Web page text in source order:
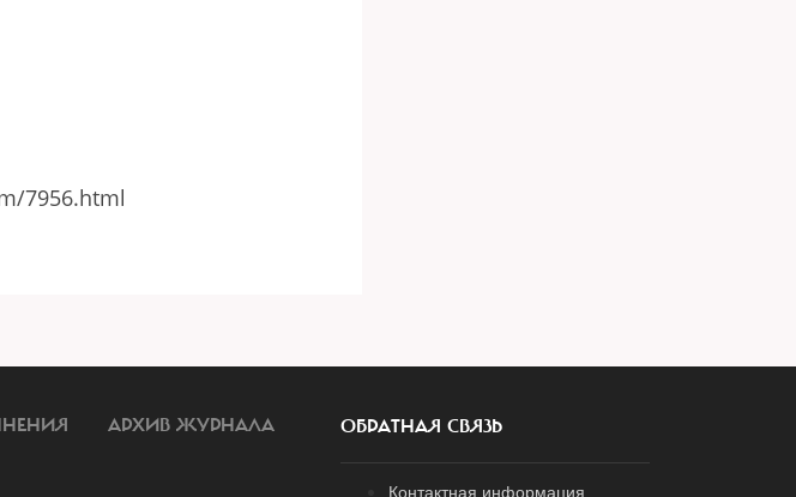
7956.html
АРХИВ ЖУРНАЛА ОБРАТНАЯ СВЯЗЬ
Контактная информация